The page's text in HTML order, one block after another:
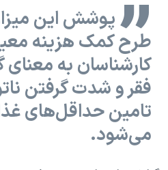
پوشش این
طرح کمک هزینه
کارشناسان به
فقر و شدت گرفتن
تامین حداقل‌های
می‌شود.